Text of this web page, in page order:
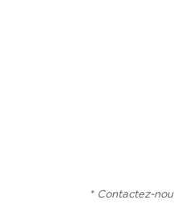
* Contactez-